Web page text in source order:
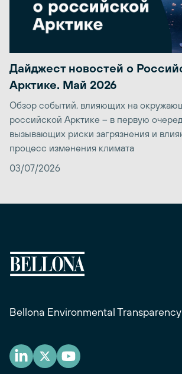
Дайджест новостей о
Арктике. Май 2026
Обзор событий, влияющих на
российской Арктике – в первую
вызывающих риски загрязнения и
процесс изменения климата
03/07/2026
Bellona Environmental